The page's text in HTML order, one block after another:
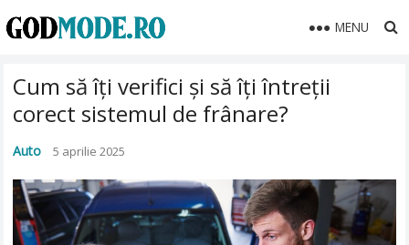
MENU
Cum să îți verifici și să îți întreții
corect sistemul de frânare?
Auto 5 aprilie 2025